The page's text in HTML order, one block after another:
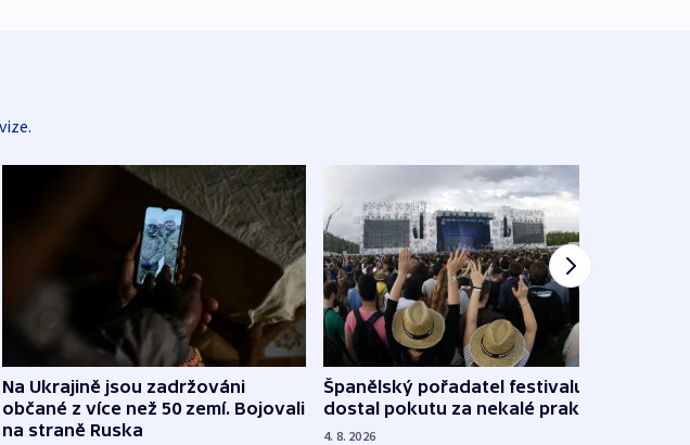
Na Ukrajině jsou zadržováni
občané z více než 50 zemí. Bojovali
na straně Ruska
Španělský pořadatel festivalu
dostal pokutu za nekalé praktiky
4. 8. 2026